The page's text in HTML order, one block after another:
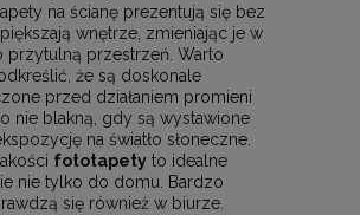
na ścianę prezentują się bez
wnętrze, zmieniając je w
przytulną przestrzeń. Warto
że są doskonale
przed działaniem promieni
nie blakną, gdy są wystawione
na światło słoneczne.
fototapety to idealne
nie tylko do domu. Bardzo
się również w biurze.